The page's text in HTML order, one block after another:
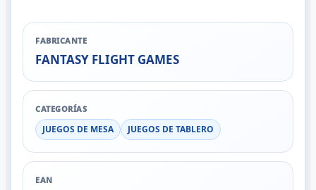
FABRICANTE
FANTASY FLIGHT GAMES
CATEGORÍAS
JUEGOS DE MESA JUEGOS DE TABLERO
EAN